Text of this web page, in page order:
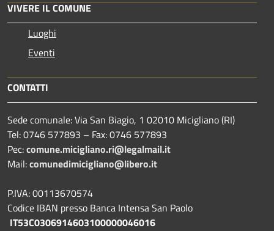
VIVERE IL COMUNE
Luoghi
Eventi
CONTATTI
Sede comunale: Via San Biagio, 1 02010 Micigliano (RI)
Tel: 0746 577893 – Fax: 0746 577893
Pec:comune.micigliano.ri@legalmail.it
Mail:comunedimicigliano@libero.it
P.IVA: 00113670574
Codice IBAN presso Banca Intensa San Paolo
IT53C0306914603100000046016